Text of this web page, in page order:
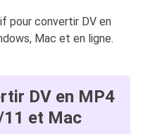
pour convertir DV en
Mac et en ligne.
DV en MP4
et Mac